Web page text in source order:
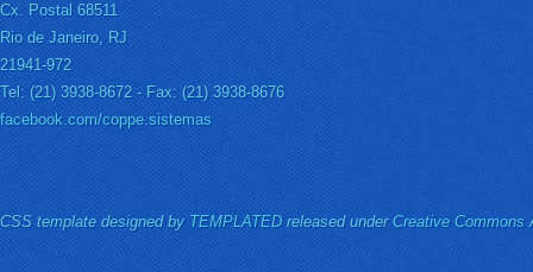
Cx. Postal 68511
Rio de Janeiro, RJ
21941-972
Tel: (21) 3938-8672 - Fax: (21) 3938-8676
facebook.com/coppe.sistemas
CSS template designed by TEMPLATEDreleased underCreative Commons